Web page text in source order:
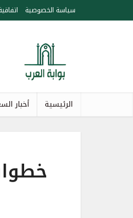
سياسة الخصوصية
الرئيسية أخبار